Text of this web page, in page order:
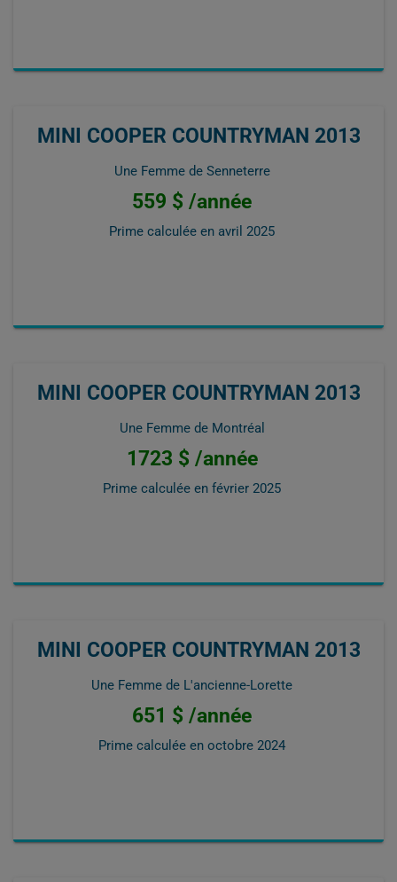
MINI COOPER COUNTRYMAN 2013
Une Femme de Senneterre
559 $ /année
Prime calculée en avril 2025
MINI COOPER COUNTRYMAN 2013
Une Femme de Montréal
1723 $ /année
Prime calculée en février 2025
MINI COOPER COUNTRYMAN 2013
Une Femme de L'ancienne-Lorette
651 $ /année
Prime calculée en octobre 2024